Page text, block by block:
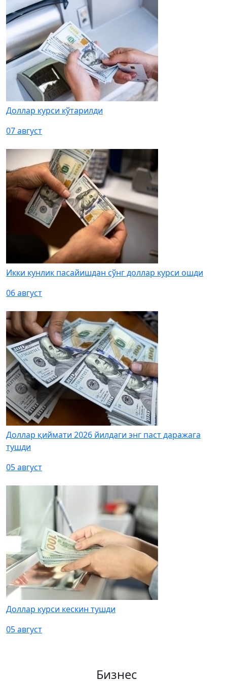
Доллар курси кўтарилди
07 август
Икки кунлик пасайишдан сўнг доллар курси ошди
06 август
Доллар қиймати 2026 йилдаги энг паст даражага
тушди
05 август
Доллар курси кескин тушди
05 август
Бизнес